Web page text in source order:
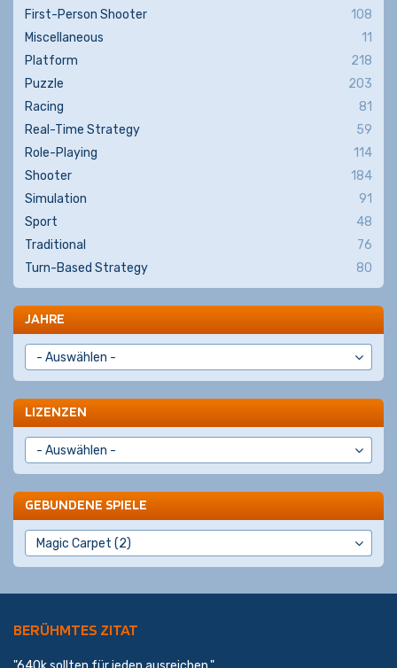
First-Person Shooter
108
Miscellaneous
11
Platform
218
Puzzle
203
Racing
81
Real-Time Strategy
59
Role-Playing
114
Shooter
184
Simulation
91
Sport
48
Traditional
76
Turn-Based Strategy
80
JAHRE
LIZENZEN
GEBUNDENE SPIELE
BERÜHMTES ZITAT